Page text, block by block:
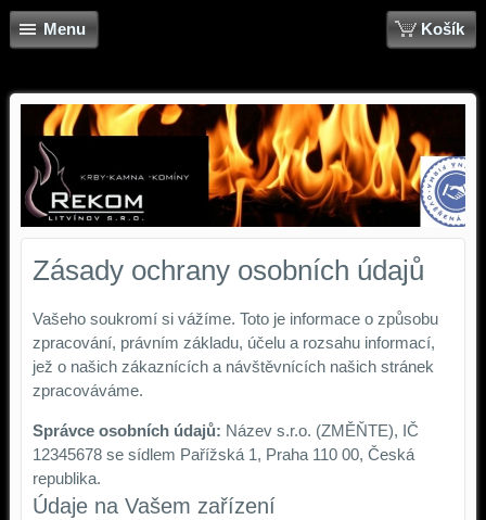
Menu Košík
Zásady ochrany osobních údajů
Vašeho soukromí si vážíme. Toto je informace o způsobu
zpracování, právním základu, účelu a rozsahu informací,
jež o našich zákaznících a návštěvnících našich stránek
zpracováváme.
Správce osobních údajů: Název s.r.o. (ZMĚŇTE), IČ
12345678 se sídlem Pařížská 1, Praha 110 00, Česká
republika.
Údaje na Vašem zařízení